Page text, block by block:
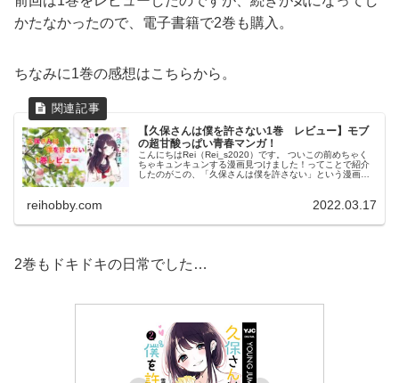
かたなかったので、電子書籍で2巻も購入。
ちなみに1巻の感想はこちらから。
【久保さんは僕を許さない1巻 レビュー】モブ
の超甘酸っぱい青春マンガ！
こんにちはRei（Rei_s2020）です。 ついこの前めちゃく
ちゃキュンキュンする漫画見つけました！ってことで紹介
したのがこの、「久保さんは僕を許さない」という漫画で
reihobby.com 2022.03.17
2巻もドキドキの日常でした…